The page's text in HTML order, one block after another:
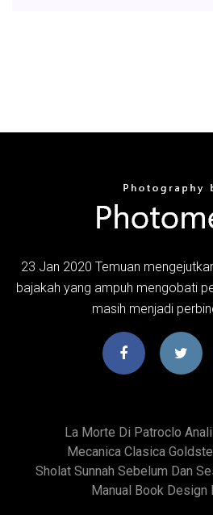
23 Jan 2020 Temuan
bajakah yang ampuh mengobati
masih menjadi
La Morte Di Patroclo
Mecanica Clasica
Sholat Sunnah Sebelum Dan
Manual Book Design